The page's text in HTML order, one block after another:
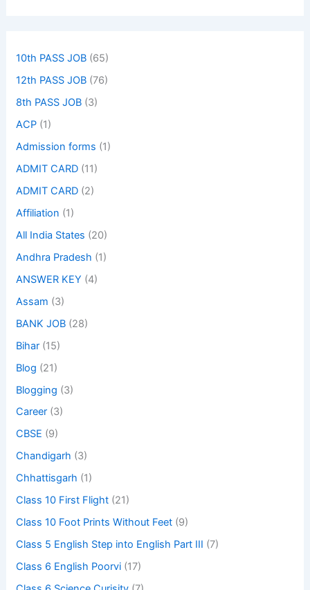
10th PASS JOB (65)
12th PASS JOB (76)
8th PASS JOB (3)
ACP (1)
Admission forms (1)
ADMIT CARD (11)
ADMIT CARD (2)
Affiliation (1)
All India States (20)
Andhra Pradesh (1)
ANSWER KEY (4)
Assam (3)
BANK JOB (28)
Bihar (15)
Blog (21)
Blogging (3)
Career (3)
CBSE (9)
Chandigarh (3)
Chhattisgarh (1)
Class 10 First Flight (21)
Class 10 Foot Prints Without Feet (9)
Class 5 English Step into English Part III (7)
Class 6 English Poorvi (17)